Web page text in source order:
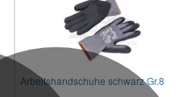
Arbeitshandschuhe schwarz Gr.8